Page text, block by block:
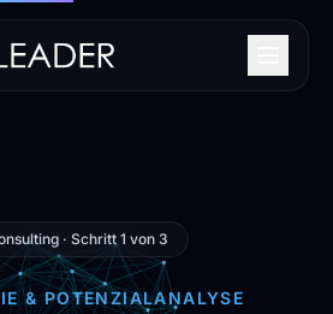
· Schritt 1 von 3
& POTENZIALANALYSE